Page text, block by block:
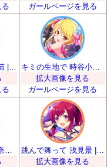
ガールページを見る
ホワイトデー 優木苗 | SSR
キミの生地で 時谷小瑠璃 | SSR
拡大画像を見る
ガールページを見る
ホワイトデー 見吉奈央 | SSR
跳んで舞って 浅見景 | SSR
拡大画像を見る